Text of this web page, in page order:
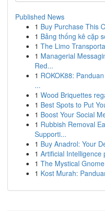
Published News
1 Buy Purchase This
1 Bảng thống kê cặp
1 The Limo
1 Managerial
Red...
1 ROKOK88:
...
1 Wood Briquettes
1 Best Spots to Put
1 Boost Your Social
1 Rubbish Removal
Supporti...
1 Buy Anadrol: Your
1 Artificial Intelligence
1 The Mystical
1 Kost Murah: